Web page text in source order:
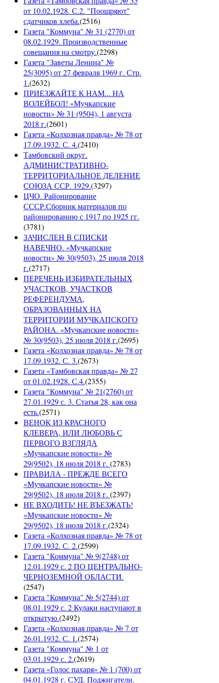
от 10.02.1928. С.2. "Поощряют"
сдатчиков хлеба.(2516)
Газета "Коммуна" № 31 (2770) от
08.02.1929. Производственные
совещания на смотру.(2298)
Газета "Заветы Ленина" №
25(3095) от 27 февраля 1969 г. Стр.
1.(2632)
ПРИЕЗЖАЙТЕ К НАМ... НА
ВОЛЕЙБОЛ! «Мучкапские
новости» № 31 (9504), 1 августа
2018 г.(2601)
Газета «Колхозная правда» № 78 от
17.09.1932. С. 4.(2410)
Тамбовский округ.
АДМИНИСТРАТИВНО-
ТЕРРИТОРИАЛЬНОЕ ДЕЛЕНИЕ
СОЮЗА ССР. 1929.(3297)
ЦЧО. Районирование
СССР:Сборник материалов по
районированию с 1917 по 1925 гг.
(3781)
ЗАЧИСЛЕН В СПИСКИ
НАВЕЧНО. «Мучкапские
новости» № 30(9503), 25 июля 2018
г.(2717)
ПЕРЕЧЕНЬ ИЗБИРАТЕЛЬНЫХ
УЧАСТКОВ, УЧАСТКОВ
РЕФЕРЕНДУМА,
ОБРАЗОВАННЫХ НА
ТЕРРИТОРИИ МУЧКАПСКОГО
РАЙОНА. «Мучкапские новости»
№ 30(9503), 25 июля 2018 г.(2695)
Газета «Колхозная правда» № 78 от
17.09.1932. С. 3.(2673)
Газета «Тамбовская правда» № 27
от 01.02.1928. С.4.(2355)
Газета "Коммуна" № 21(2760) от
27.01.1929 с. 3. Статья 28, как она
есть.(2571)
ВЕНОК ИЗ КРАСНОГО
КЛЕВЕРА, ИЛИ ЛЮБОВЬ С
ПЕРВОГО ВЗГЛЯДА
«Мучкапские новости» №
29(9502), 18 июля 2018 г. (2783)
ПРАВИЛА - ПРЕЖДЕ ВСЕГО
«Мучкапские новости» №
29(9502), 18 июля 2018 г. (2397)
НЕ ВХОДИТЬ! НЕ ВЪЕЗЖАТЬ!
«Мучкапские новости» №
29(9502), 18 июля 2018 г.(2324)
Газета «Колхозная правда» № 78 от
17.09.1932. С. 2.(2599)
Газета "Коммуна" № 9(2748) от
12.01.1929 с. 2 ПО ЦЕНТРАЛЬНО-
ЧЕРНОЗЕМНОЙ ОБЛАСТИ.
(2547)
Газета "Коммуна" № 5(2744) от
08.01.1929 с. 2 Кулаки наступают в
открытую.(2492)
Газета «Колхозная правда» № 7 от
26.01.1932. С. 1.(2574)
Газета "Коммуна" № 1 от
03.01.1929 с. 2.(2619)
Газета «Голос пахаря» № 1 (700) от
04.01.1928 г. СУД. Поджигатели.